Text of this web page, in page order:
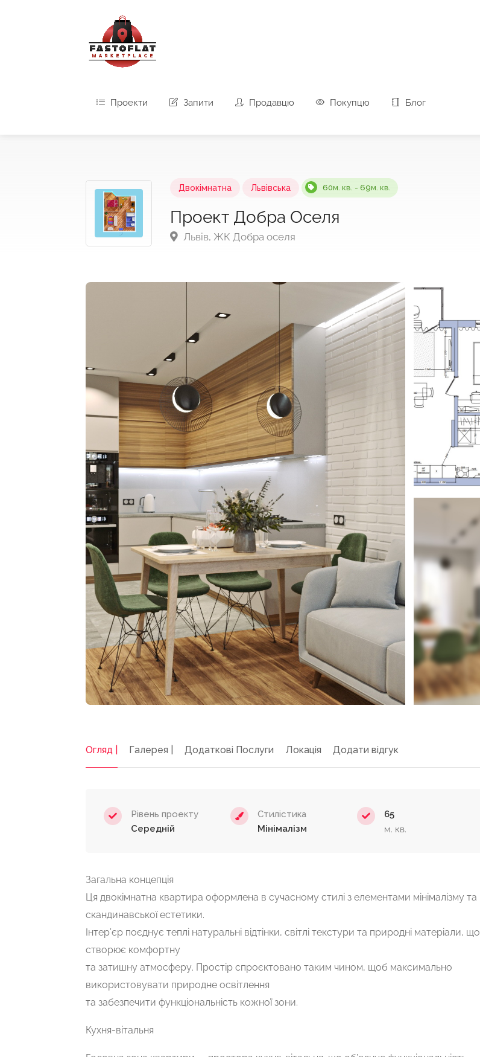
Проекти Запити Продавцю Покупцю Блог
Двокімнатна Львівська 60м. кв. - 69м. кв.
Проект Добра Оселя
Львів, ЖК Добра оселя
Огляд | Галерея | Додаткові Послуги Локація Додати відгук
Рівень проекту
Середній
Стилістика
Мінімалізм
65
м. кв.
Загальна концепція
Ця двокімнатна квартира оформлена в сучасному стилі з елементами мінімалізму та
скандинавської естетики.
Інтер’єр поєднує теплі натуральні відтінки, світлі текстури та природні матеріали, що
створює комфортну
та затишну атмосферу. Простір спроєктовано таким чином, щоб максимально
використовувати природне освітлення
та забезпечити функціональність кожної зони.
Кухня-вітальня